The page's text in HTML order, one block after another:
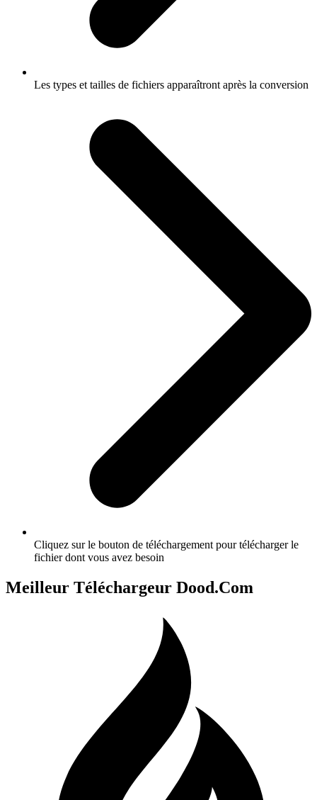
Les types et tailles de fichiers apparaîtront après la conversion
Cliquez sur le bouton de téléchargement pour télécharger le
fichier dont vous avez besoin
Meilleur Téléchargeur Dood.Com